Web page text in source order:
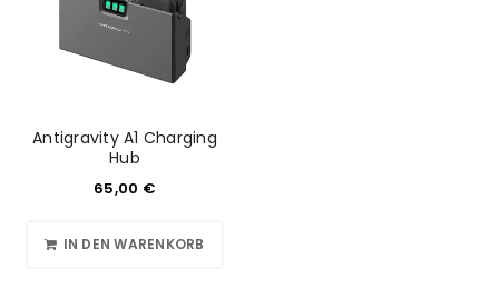
Antigravity A1 Charging
Hub
65,00 €
IN DEN WARENKORB